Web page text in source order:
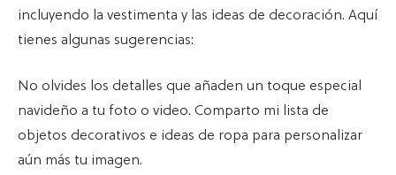
incluyendo la vestimenta y las ideas de decoración. Aquí
tienes algunas sugerencias:
No olvides los detalles que añaden un toque especial
navideño a tu foto o video. Comparto mi lista de
objetos decorativos e ideas de ropa para personalizar
aún más tu imagen.